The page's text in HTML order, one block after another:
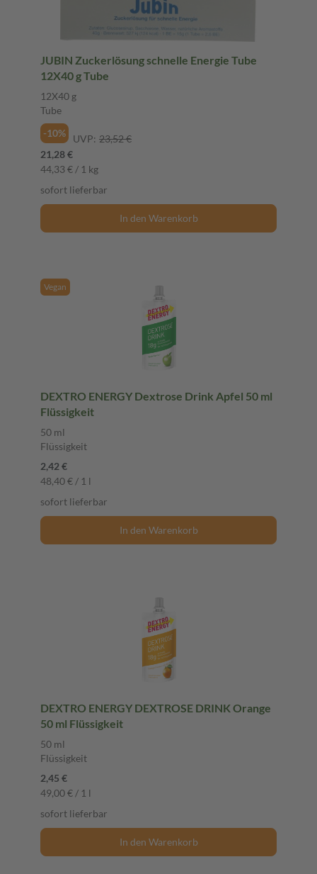
JUBIN Zuckerlösung schnelle Energie Tube
12X40 g Tube
12X40 g
Tube
-10%
UVP: 23,52 €
21,28 €
44,33 € / 1 kg
sofort lieferbar
In den Warenkorb
Vegan
DEXTRO ENERGY Dextrose Drink Apfel 50 ml
Flüssigkeit
50 ml
Flüssigkeit
2,42 €
48,40 € / 1 l
sofort lieferbar
In den Warenkorb
DEXTRO ENERGY DEXTROSE DRINK Orange
50 ml Flüssigkeit
50 ml
Flüssigkeit
2,45 €
49,00 € / 1 l
sofort lieferbar
In den Warenkorb